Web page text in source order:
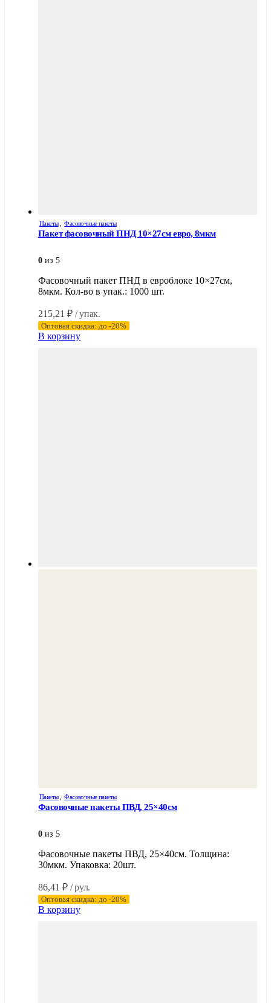
Пакеты, Фасовочные пакеты
Пакет фасовочный ПНД 10×27см евро, 8мкм
0 из 5
Фасовочный пакет ПНД в евроблоке 10×27см,
8мкм. Кол-во в упак.: 1000 шт.
215,21 ₽ / упак.
Оптовая скидка: до -20%
В корзину
Пакеты, Фасовочные пакеты
Фасовочные пакеты ПВД, 25×40см
0 из 5
Фасовочные пакеты ПВД, 25×40см. Толщина:
30мкм. Упаковка: 20шт.
86,41 ₽ / рул.
Оптовая скидка: до -20%
В корзину